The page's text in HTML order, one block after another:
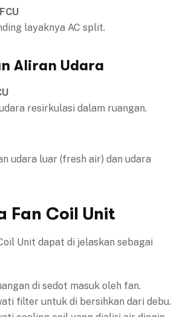
layaknya AC split.
Aliran Udara
resirkulasi dalam ruangan.
udara luar (fresh air) dan udara
Fan Coil Unit
Unit dapat di jelaskan sebagai
di sedot masuk oleh fan.
filter untuk di bersihkan dari debu.